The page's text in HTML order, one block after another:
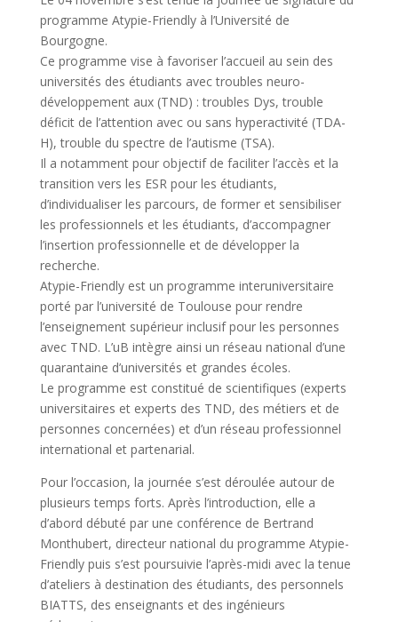
programme Atypie-Friendly à l’Université de
Bourgogne.
Ce programme vise à favoriser l’accueil au sein des
universités des étudiants avec troubles neuro-
développement aux (TND) : troubles Dys, trouble
déficit de l’attention avec ou sans hyperactivité (TDA-
H), trouble du spectre de l’autisme (TSA).
Il a notamment pour objectif de faciliter l’accès et la
transition vers les ESR pour les étudiants,
d’individualiser les parcours, de former et sensibiliser
les professionnels et les étudiants, d’accompagner
l’insertion professionnelle et de développer la
recherche.
Atypie-Friendly est un programme interuniversitaire
porté par l’université de Toulouse pour rendre
l’enseignement supérieur inclusif pour les personnes
avec TND. L’uB intègre ainsi un réseau national d’une
quarantaine d’universités et grandes écoles.
Le programme est constitué de scientifiques (experts
universitaires et experts des TND, des métiers et de
personnes concernées) et d’un réseau professionnel
international et partenarial.
Pour l’occasion, la journée s’est déroulée autour de
plusieurs temps forts. Après l’introduction, elle a
d’abord débuté par une conférence de Bertrand
Monthubert, directeur national du programme Atypie-
Friendly puis s’est poursuivie l’après-midi avec la tenue
d’ateliers à destination des étudiants, des personnels
BIATTS, des enseignants et des ingénieurs